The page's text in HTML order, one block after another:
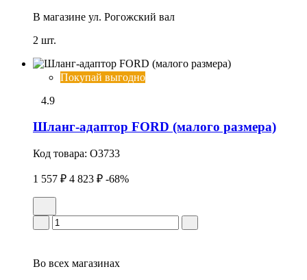
В магазине ул. Рогожский вал
2 шт.
Покупай выгодно
4.9
Шланг-адаптор FORD (малого размера)
Код товара: O3733
1 557 ₽ 4 823 ₽ -68%
Во всех магазинах